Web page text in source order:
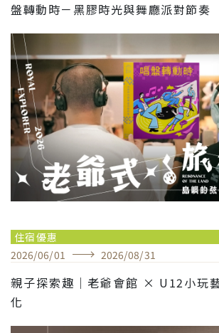
盤轉動時－黑膠時光與舞廳派對節奏
住宿優惠
2026/06/01 2026/08/31
親子探索趣｜老爺會館 × U12小玩
化